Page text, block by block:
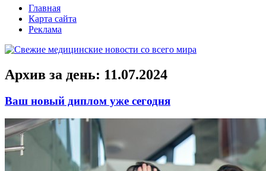
Главная
Карта сайта
Реклама
Архив за день: 11.07.2024
Ваш новый диплом уже сегодня